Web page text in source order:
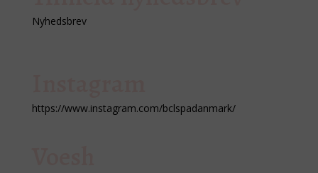
Nyhedsbrev
https://www.instagram.com/bclspadanmark/